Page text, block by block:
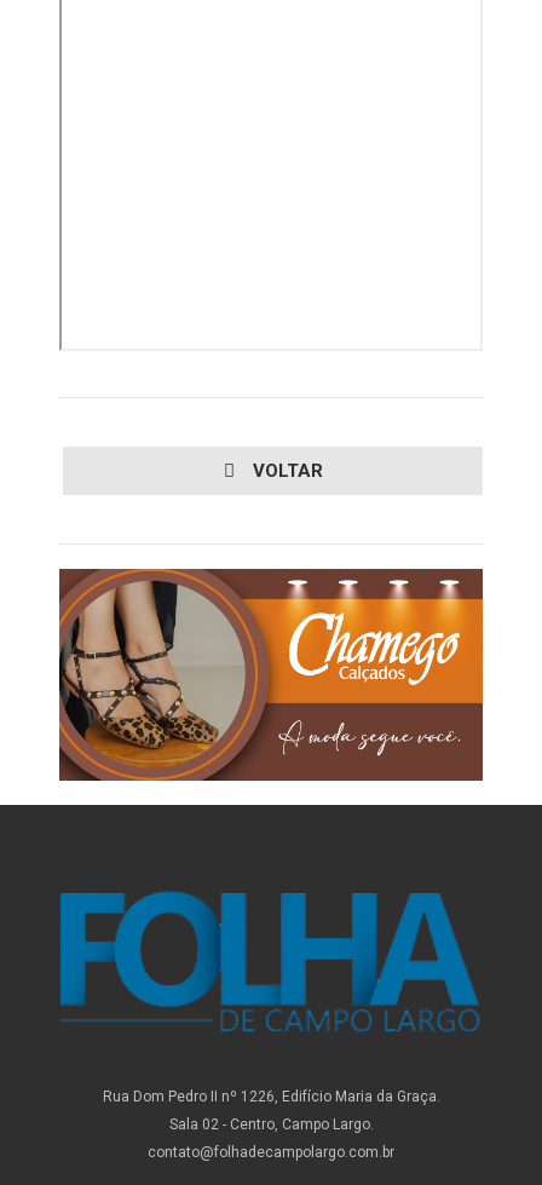
VOLTAR
Rua Dom Pedro II nº 1226, Edifício Maria da Graça.
Sala 02 - Centro, Campo Largo.
contato@folhadecampolargo.com.br